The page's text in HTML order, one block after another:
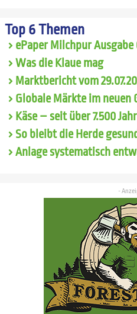
Top 6 Themen
ePaper Milchpur Ausgabe
Was die Klaue mag
Marktbericht vom
Globale Märkte im neuen
Käse – seit über 7.500
So bleibt die Herde gesund
Anlage systematisch